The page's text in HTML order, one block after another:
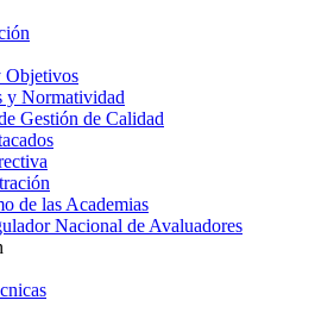
y Normatividad
Gestión de Calidad
de las Academias
Nacional de Avaluadores